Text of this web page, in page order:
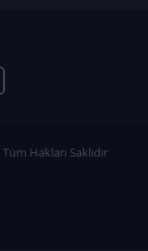
Tüm Hakları Saklıdır